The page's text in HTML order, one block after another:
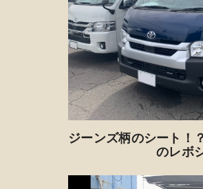
ジーンズ柄のシート！
のレボ